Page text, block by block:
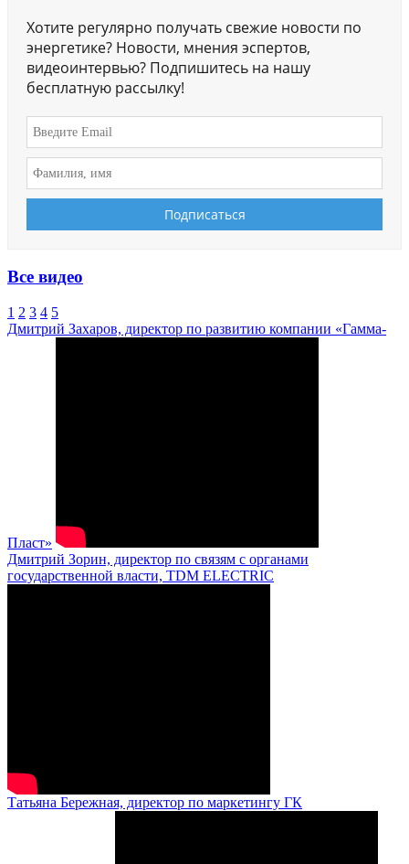
Хотите регулярно получать свежие новости по
энергетике? Новости, мнения эспертов,
видеоинтервью? Подпишитесь на нашу
бесплатную рассылку!
Все видео
1 2 3 4 5
Дмитрий Захаров, директор по развитию компании «Гамма-
Пласт»
Дмитрий Зорин, директор по связям с органами
государственной власти, TDM ELECTRIC
Татьяна Бережная, директор по маркетингу ГК